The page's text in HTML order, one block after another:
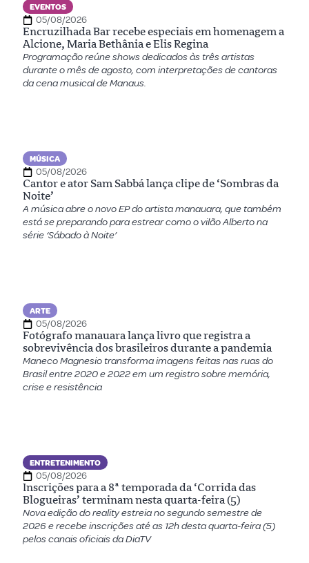
EVENTOS
05/08/2026
Encruzilhada Bar recebe especiais em homenagem a
Alcione, Maria Bethânia e Elis Regina
Programação reúne shows dedicados às três artistas
durante o mês de agosto, com interpretações de cantoras
da cena musical de Manaus.
MÚSICA
05/08/2026
Cantor e ator Sam Sabbá lança clipe de ‘Sombras da
Noite’
A música abre o novo EP do artista manauara, que também
está se preparando para estrear como o vilão Alberto na
série ‘Sábado à Noite’
ARTE
05/08/2026
Fotógrafo manauara lança livro que registra a
sobrevivência dos brasileiros durante a pandemia
Maneco Magnesio transforma imagens feitas nas ruas do
Brasil entre 2020 e 2022 em um registro sobre memória,
crise e resistência
ENTRETENIMENTO
05/08/2026
Inscrições para a 8ª temporada da ‘Corrida das
Blogueiras’ terminam nesta quarta-feira (5)
Nova edição do reality estreia no segundo semestre de
2026 e recebe inscrições até as 12h desta quarta-feira (5)
pelos canais oficiais da DiaTV